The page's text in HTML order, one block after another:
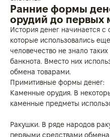
Ранние формы
орудий до первых
История денег начинается
которые использовались
человечество не знало
банкнота. Вместо них
обмена товарами.
Примитивные формы денег:
Каменные орудия. В
каменные предметы
Ракушки. В ряде народов
первыми средствами